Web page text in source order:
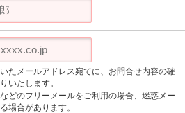
たメールアドレス宛てに、お問合せ内容の確
いたします。
どのフリーメールをご利用の場合、迷惑メー
場合があります。